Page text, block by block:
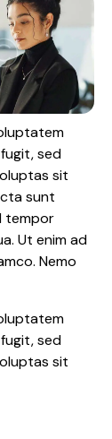
sed
sit
sunt
tempor
Ut enim ad
Nemo
sed
sit